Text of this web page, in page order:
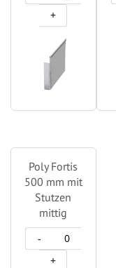
+
Poly Fortis
500 mm mit
Stutzen
mittig
-
+